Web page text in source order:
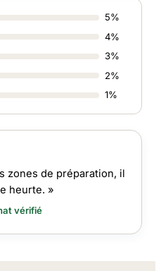
5%
4%
3%
2%
1%
zones de préparation, il
heurte. »
vérifié